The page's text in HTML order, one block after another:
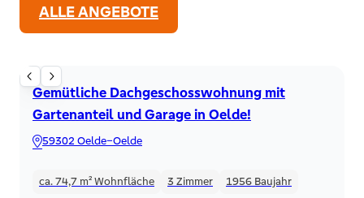
ALLE ANGEBOTE
Gemütliche Dachgeschosswohnung mit
Gartenanteil und Garage in Oelde!
59302 Oelde–Oelde
ca. 74,7 m²Wohnfläche 3 Zimmer 1956 Baujahr